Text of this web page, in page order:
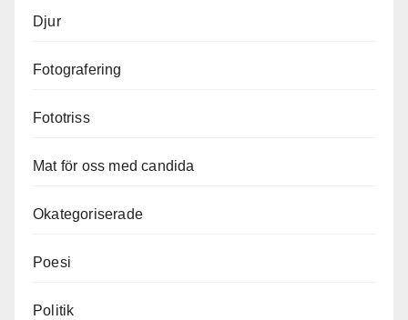
Djur
Fotografering
Fototriss
Mat för oss med candida
Okategoriserade
Poesi
Politik